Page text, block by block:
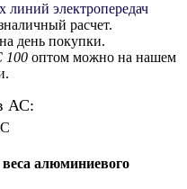
электропередач
расчет.
день покупки.
100 оптом можно на нашем
АС:
алюминиевого